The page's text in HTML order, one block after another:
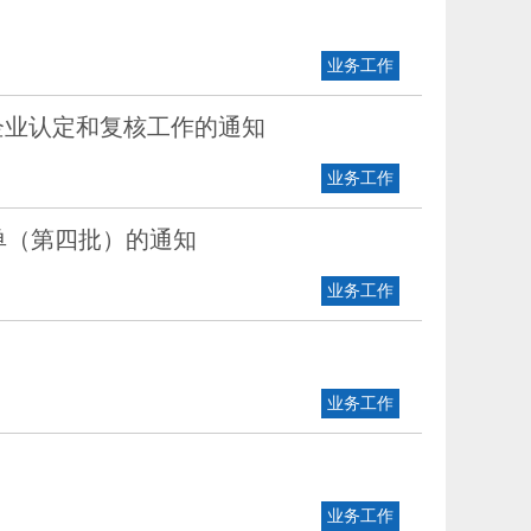
业务工作
认定和复核工作的通知
业务工作
第四批）的通知
业务工作
业务工作
业务工作